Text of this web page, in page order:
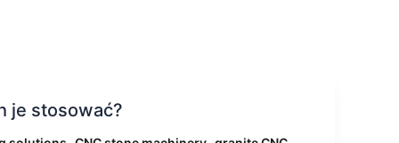
je stosować?